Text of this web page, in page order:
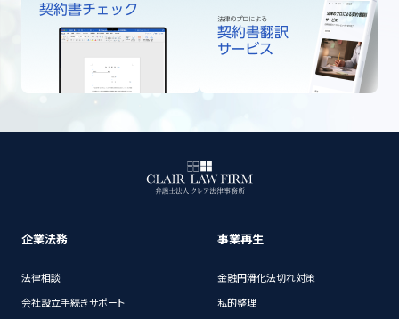
企業法務
法律相談
会社設立手続きサポート
事業再生
金融円滑化法切れ対策
私的整理